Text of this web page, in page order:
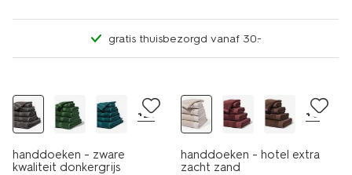
gratis thuisbezorgd vanaf 30.-
+21
handdoeken - zware
kwaliteit donkergrijs
+8
handdoeken - hotel extra
zacht zand